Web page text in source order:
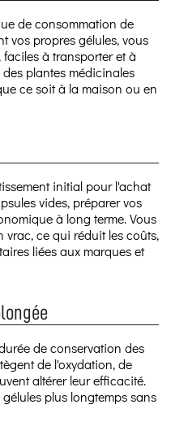
de consommation de
vos propres gélules, vous
à transporter et à
plantes médicinales
ce soit à la maison ou en
initial pour l'achat
vides, préparer vos
à long terme. Vous
vrac, ce qui réduit les coûts,
liées aux marques et
de conservation des
de l'oxydation, de
altérer leur efficacité.
plus longtemps sans